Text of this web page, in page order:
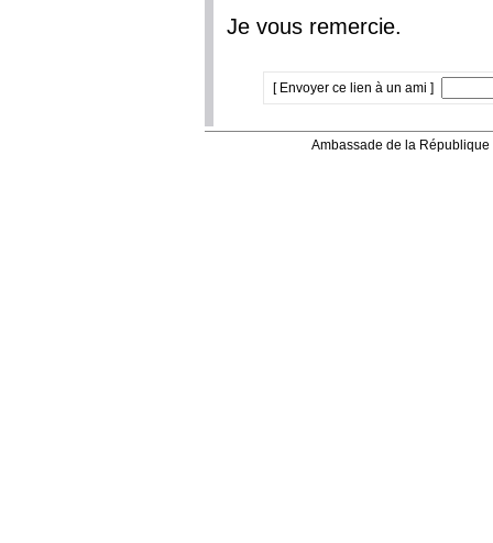
Je vous remercie.
[ Envoyer ce lien à un ami ]
Ambassade de la